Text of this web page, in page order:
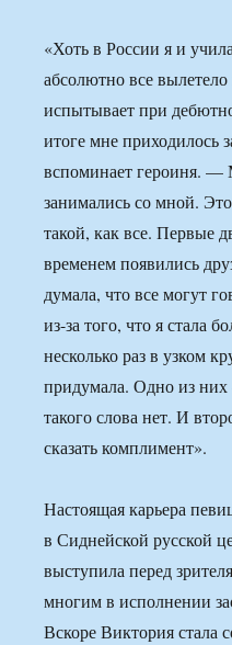
«Хоть в России я и
абсолютно все
испытывает при
итоге мне приходилось
вспоминает героиня. —
занимались со мной.
такой, как все. Первые
временем появились
думала, что все могут
из-за того, что я стала
несколько раз в узком
придумала. Одно из них
такого слова нет. И
сказать комплимент».
Настоящая карьера
в Сиднейской русской
выступила перед
многим в исполнении
Вскоре Виктория стала